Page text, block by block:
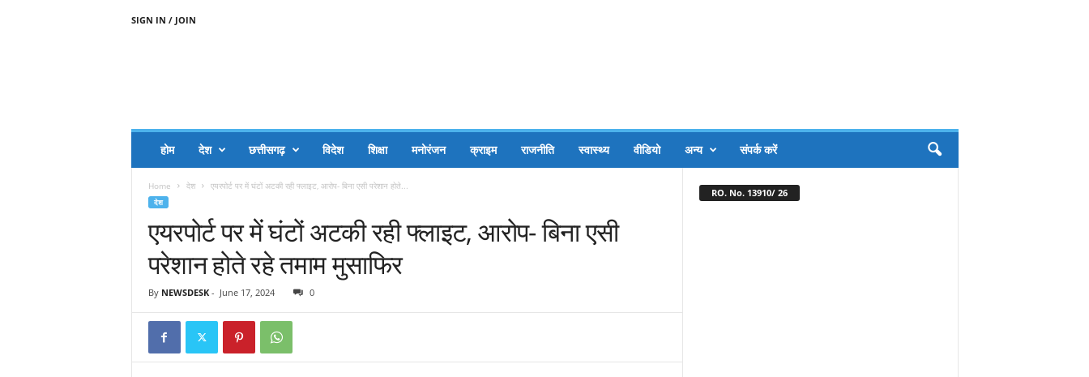
SIGN IN / JOIN
होम देश छत्तीसगढ़ विदेश शिक्षा मनोरंजन क्राइम राजनीति स्वास्थ्य वीडियो अन्य संपर्क करें
Home देश एयरपोर्ट पर में घंटों अटकी रही फ्लाइट, आरोप- बिना एसी परेशान होते...
देश
एयरपोर्ट पर में घंटों अटकी रही फ्लाइट, आरोप- बिना एसी
परेशान होते रहे तमाम मुसाफिर
By NEWSDESK- June 17, 2024 0
RO. No. 13910/ 26